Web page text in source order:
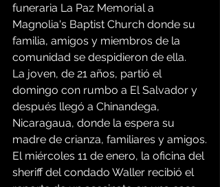
funeraria La Paz Memorial a
Magnolia's Baptist Church donde su
familia, amigos y miembros de la
comunidad se despidieron de ella.
La joven, de 21 años, partió el
domingo con rumbo a El Salvador y
después llegó a Chinandega,
Nicaragaua, donde la espera su
madre de crianza, familiares y amigos.
El miércoles 11 de enero, la oficina del
sheriff del condado Waller recibió el